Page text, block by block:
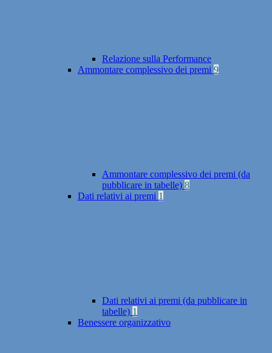
Relazione sulla Performance
Ammontare complessivo dei premi 9
Ammontare complessivo dei premi (da
pubblicare in tabelle) 8
Dati relativi ai premi 1
Dati relativi ai premi (da pubblicare in
tabelle) 1
Benessere organizzativo